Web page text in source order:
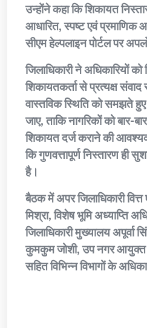
उन्होंने कहा कि शिकायत
आधारित, स्पष्ट एवं प्रमाणिक
सीएम हेल्पलाइन पोर्टल पर
जिलाधिकारी ने अधिकारियों को
शिकायतकर्ता से प्रत्यक्ष
वास्तविक स्थिति को समझते हुए
जाए, ताकि नागरिकों को बार-
शिकायत दर्ज कराने की
कि गुणवत्तापूर्ण निस्तारण ही
है।
बैठक में अपर जिलाधिकारी
मिश्रा, विशेष भूमि अध्याप्ति
जिलाधिकारी मुख्यालय अपूर्वा
कुमकुम जोशी, उप नगर आयुक्त
सहित विभिन्न विभागों के